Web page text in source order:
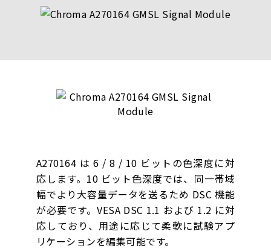
A270164 は 6 / 8 / 10 ビットの色深度に対
応します。10 ビット色深度では、同一帯域
幅でより大容量データを送るため DSC 機能
が必要です。VESA DSC 1.1 および 1.2 に対
応しており、用途に応じて柔軟に試験アプ
リケーションを編集可能です。